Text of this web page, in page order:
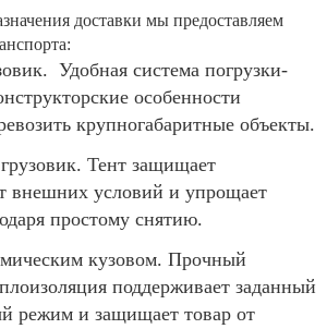
доставки мы предоставляем
Удобная система погрузки-
особенности
крупногабаритные объекты.
Тент защищает
внешних условий и упрощает
простому снятию.
кузовом. Прочный
поддерживает заданный
режим и защищает товар от